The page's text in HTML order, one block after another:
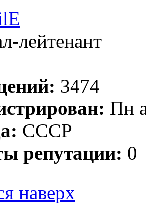
лейтенант
3474
Пн
СССР
репутации: 0
наверх